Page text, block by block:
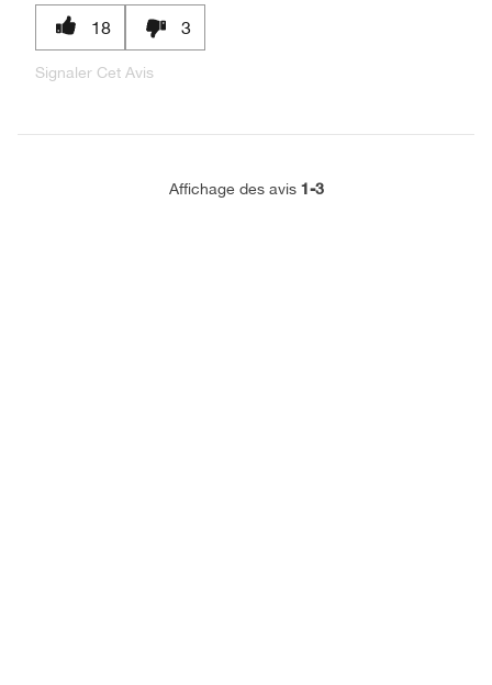
18 3
Signaler Cet Avis
Affichage des avis 1-3